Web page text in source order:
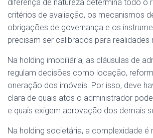
diferença de natureza determina todo o
critérios de avaliação, os mecanismos
obrigações de governança e os
precisam ser calibrados para realidades
Na holding imobiliária, as cláusulas de
regulam decisões como locação,
oneração dos imóveis. Por isso, deve
clara de quais atos o administrador
e quais exigem aprovação dos demais
Na holding societária, a complexidade é